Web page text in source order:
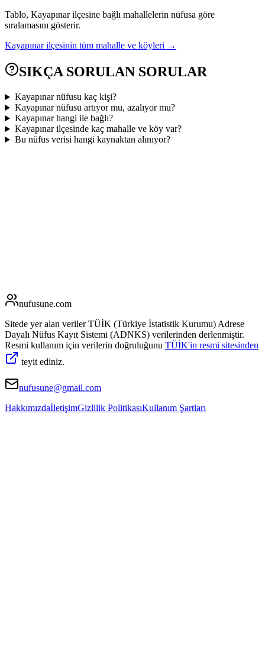
Tablo, Kayapınarilçesine bağlı mahallelerin nüfusa göre
sıralamasını gösterir.
Kayapınar ilçesinin tüm mahalle ve köyleri →
SIKÇA SORULAN SORULAR
Kayapınar nüfusu kaç kişi?
Kayapınar nüfusu artıyor mu, azalıyor mu?
Kayapınar hangi ile bağlı?
Kayapınar ilçesinde kaç mahalle ve köy var?
Bu nüfus verisi hangi kaynaktan alınıyor?
nufusune.com
Sitede yer alan veriler TÜİK (Türkiye İstatistik Kurumu) Adrese
Dayalı Nüfus Kayıt Sistemi (ADNKS) verilerinden derlenmiştir.
Resmi kullanım için verilerin doğruluğunu TÜİK'in resmi sitesinden
teyit ediniz.
nufusune@gmail.com
HakkımızdaİletişimGizlilik PolitikasıKullanım Şartları